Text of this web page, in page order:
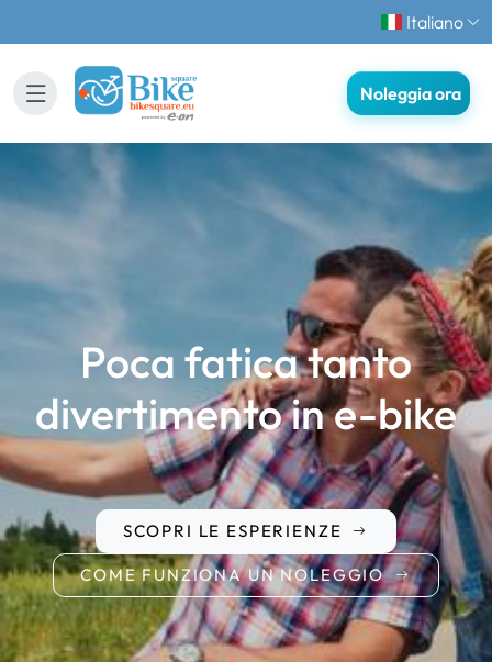
Italiano
Noleggia ora
Poca fatica tanto
divertimento in e-bike
COME FUNZIONA UN NOLEGGIO
SCOPRI LE ESPERIENZE